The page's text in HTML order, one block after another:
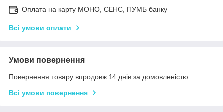
Оплата на карту МОНО, СЕНС, ПУМБ банку
Всі умови оплати
Умови повернення
Повернення товару впродовж 14 днів за домовленістю
Всі умови повернення